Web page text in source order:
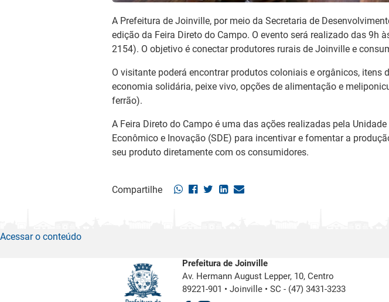
A Prefeitura de Joinville, por meio da Secretaria de
edição da Feira Direto do Campo. O evento será realizado das 9h
2154). O objetivo é conectar produtores rurais de Joinville e
O visitante poderá encontrar produtos coloniais e orgânicos,
economia solidária, peixe vivo, opções de alimentação e
ferrão).
A Feira Direto do Campo é uma das ações realizadas pela
Econômico e Inovação (SDE) para incentivar e fomentar a
seu produto diretamente com os consumidores.
Compartilhe
Prefeitura de Joinville
Av. Hermann August Lepper, 10, Centro
89221-901 •Joinville •SC - (47) 3431-3233
Acessar o conteúdo